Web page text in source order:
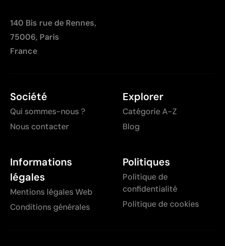
140 Bis rue de Rennes,
75006, Paris
France
Société
Qui sommes-nous ?
Nous contacter
Explorer
Catégorie A-Z
Blog
Informations
légales
Mentions légales Web
Conditions générales
Politiques
Politique de
confidentialité
Politique de cookies